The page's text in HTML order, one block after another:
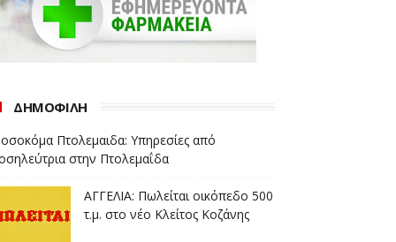
ΔΗΜΟΦΙΛΗ
Πτολεμαιδα: Υπηρεσίες από
στην Πτολεμαΐδα
ΑΓΓΕΛΙΑ: Πωλείται οικόπεδο 500
τ.μ. στο νέο Κλείτος Κοζάνης